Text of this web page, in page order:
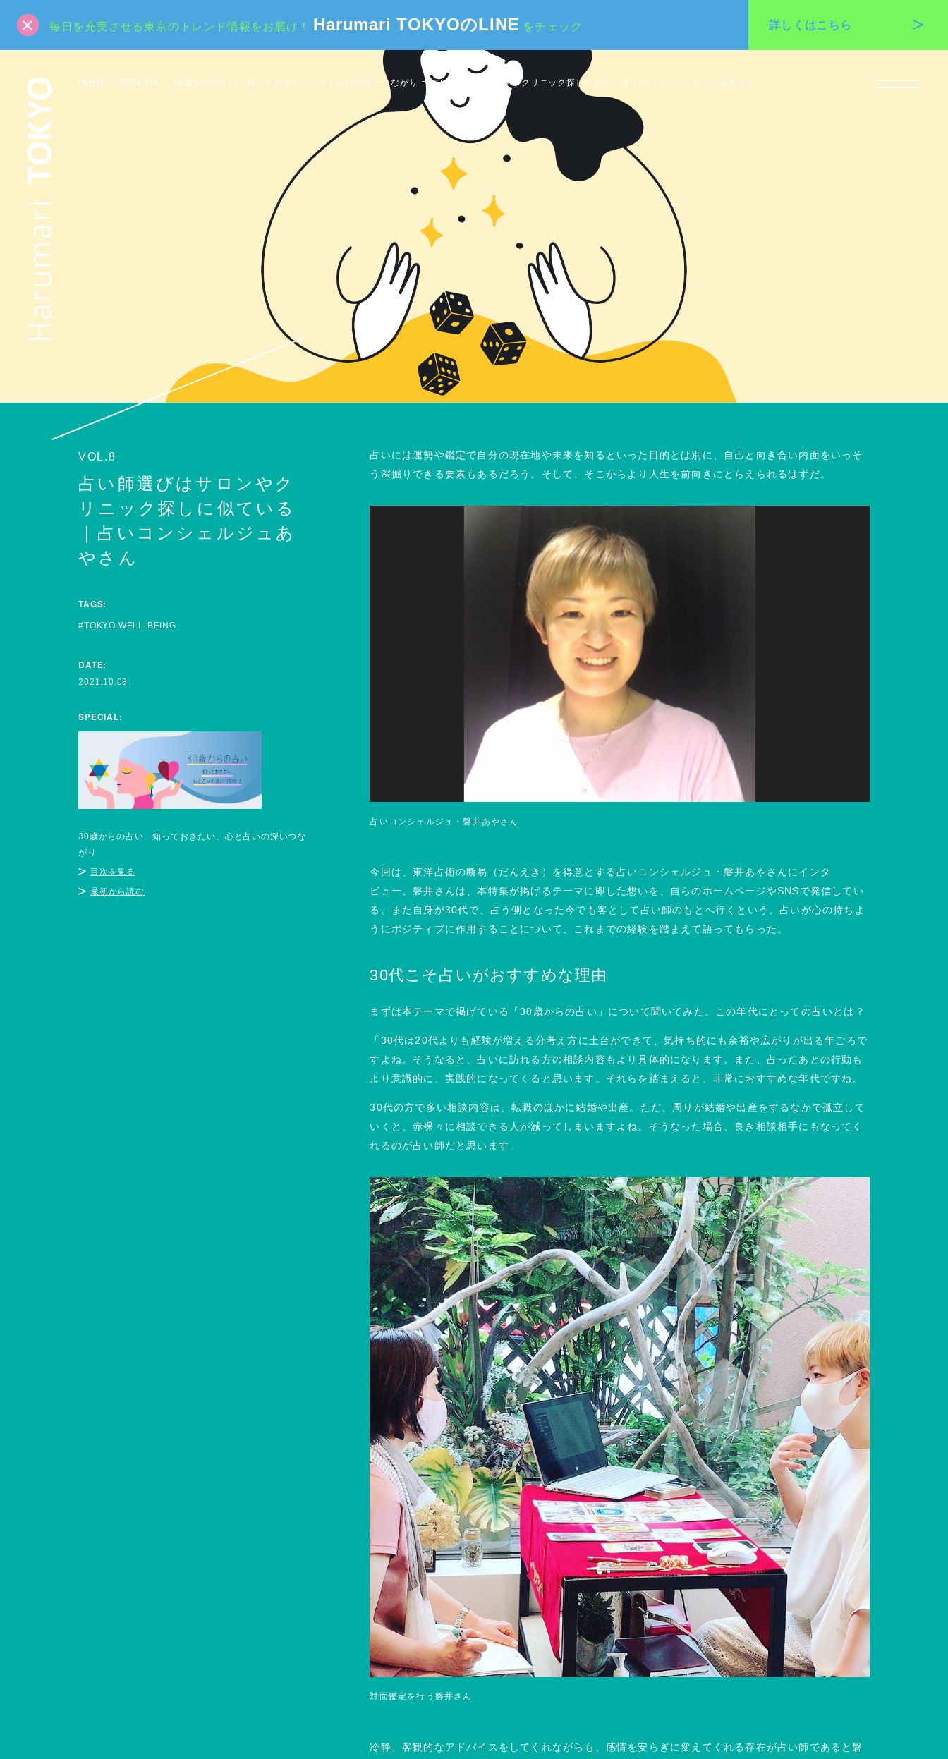
毎日を充実させる東京のトレンド情報をお届け！ Harumari TOKYOのLINE をチェック 詳しくはこちら
HOME SPECIAL 30歳からの占い 知っておきたい、心と占いの深いつながり 占い師選びはサロンやクリニック探しに似ている｜占いコンシェルジュあやさん
VOL.8
占い師選びはサロンやク
リニック探しに似ている
｜占いコンシェルジュあ
やさん
TAGS:
TOKYO WELL-BEING
DATE:
2021.10.08
SPECIAL:
30歳からの占い 知っておきたい、心と占いの深いつな
がり
目次を見る
最初から読む
占いには運勢や鑑定で自分の現在地や未来を知るといった目的とは別に、自己と向き合い内面をいっそ
う深掘りできる要素もあるだろう。そして、そこからより人生を前向きにとらえられるはずだ。
占いコンシェルジュ・磐井あやさん
今回は、東洋占術の断易（だんえき）を得意とする占いコンシェルジュ・磐井あやさんにインタ
ビュー。磐井さんは、本特集が掲げるテーマに即した想いを、自らのホームページやSNSで発信してい
る。また自身が30代で、占う側となった今でも客として占い師のもとへ行くという。占いが心の持ちよ
うにポジティブに作用することについて、これまでの経験を踏まえて語ってもらった。
30代こそ占いがおすすめな理由
まずは本テーマで掲げている「30歳からの占い」について聞いてみた。この年代にとっての占いとは？
「30代は20代よりも経験が増える分考え方に土台ができて、気持ち的にも余裕や広がりが出る年ごろで
すよね。そうなると、占いに訪れる方の相談内容もより具体的になります。また、占ったあとの行動も
より意識的に、実践的になってくると思います。それらを踏まえると、非常におすすめな年代ですね。
30代の方で多い相談内容は、転職のほかに結婚や出産。ただ、周りが結婚や出産をするなかで孤立して
いくと、赤裸々に相談できる人が減ってしまいますよね。そうなった場合、良き相談相手にもなってく
れるのが占い師だと思います」
対面鑑定を行う磐井さん
冷静、客観的なアドバイスをしてくれながらも、感情を安らぎに変えてくれる存在が占い師であると磐